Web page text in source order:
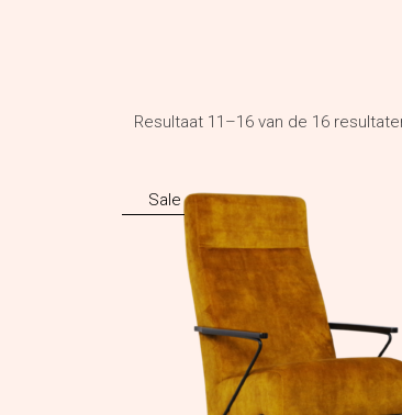
Resultaat 11–16 van de 16
Sale